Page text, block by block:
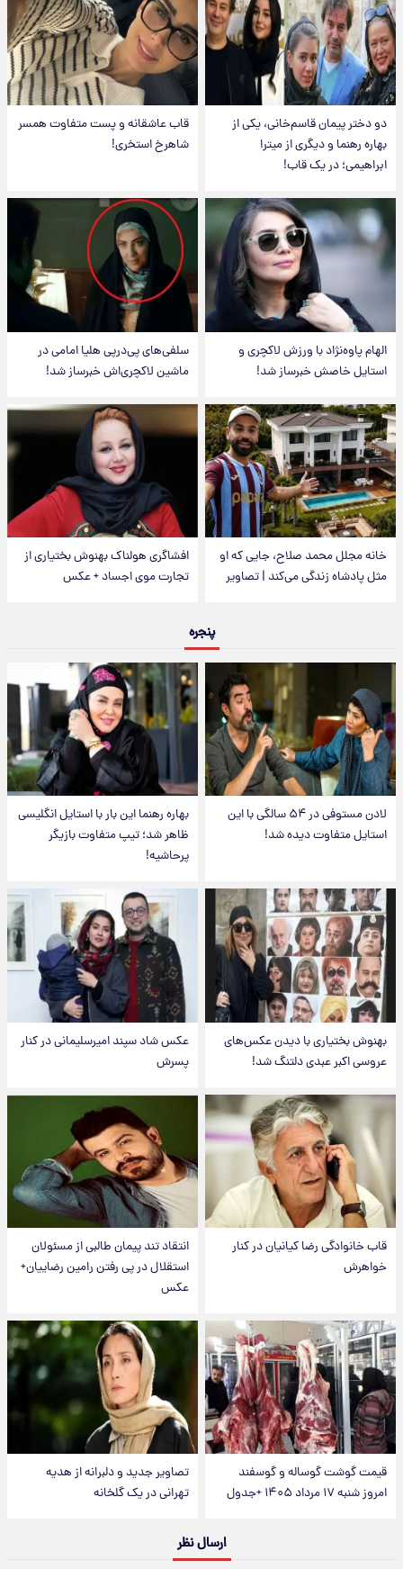
دو دختر پیمان قاسم‌خانی، یکی از
بهاره رهنما و دیگری از میترا
ابراهیمی؛ در یک قاب!
قاب عاشقانه و پست متفاوت همسر
شاهرخ استخری!
الهام پاوه‌نژاد با ورزش لاکچری و
استایل خاصش خبرساز شد!
سلفی‌های پی‌درپی هلیا امامی در
ماشین لاکچری‌اش خبرساز شد!
خانه مجلل محمد صلاح، جایی که او
مثل پادشاه زندگی می‌کند | تصاویر
افشاگری هولناک بهنوش بختیاری از
تجارت موی اجساد + عکس
پنجره
لادن مستوفی در ۵۴ سالگی با این
استایل متفاوت دیده شد!
بهاره رهنما این بار با استایل انگلیسی
ظاهر شد؛ تیپ متفاوت بازیگر
پرحاشیه!
بهنوش بختیاری با دیدن عکس‌های
عروسی اکبر عبدی دلتنگ شد!
عکس شاد سپند امیرسلیمانی در کنار
پسرش
قاب خانوادگی رضا کیانیان در کنار
خواهرش
انتقاد تند پیمان طالبی از مسئولان
استقلال در پی رفتن رامین رضاییان+
عکس
قیمت گوشت گوساله و گوسفند
امروز شنبه ۱۷ مرداد ۱۴۰۵ +جدول
تصاویر جدید و دلبرانه از هدیه
تهرانی در یک گلخانه
ارسال نظر